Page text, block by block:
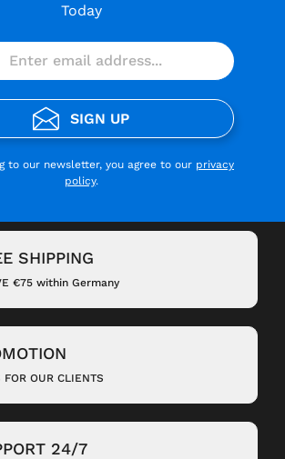
Today
SIGN UP
to our newsletter, you agree to our privacy
policy.
SHIPPING
€75 within Germany
FOR OUR CLIENTS
24/7